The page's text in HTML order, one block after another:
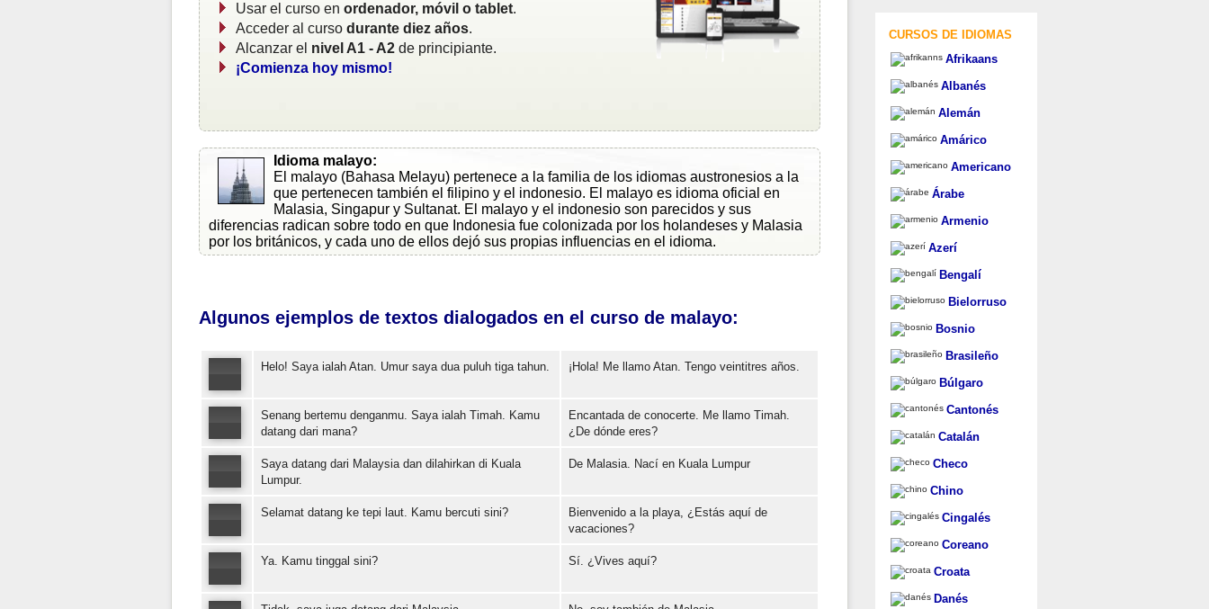
Usar el curso en ordenador, móvil o tablet.
Acceder al curso durante diez años.
Alcanzar el nivel A1 - A2de principiante.
¡Comienza hoy mismo!
Idioma malayo:
El malayo (Bahasa Melayu) pertenece a la familia de los idiomas austronesios a la
que pertenecen también el filipino y el indonesio. El malayo es idioma oficial en
Malasia, Singapur y Sultanat. El malayo y el indonesio son parecidos y sus
diferencias radican sobre todo en que Indonesia fue colonizada por los holandeses y Malasia
por los británicos, y cada uno de ellos dejó sus propias influencias en el idioma.
Algunos ejemplos de textos dialogados en el curso de malayo:
Error loading: "https://www.idiomaspc.com/curso-aprender-malayo-basico/audio/3004.mp3"
Helo! Saya ialah Atan. Umur saya dua puluh tiga tahun. ¡Hola! Me llamo Atan. Tengo veintitres años.
Error loading: "https://www.idiomaspc.com/curso-aprender-malayo-basico/audio/3005.mp3"
Senang bertemu denganmu. Saya ialah Timah. Kamu
datang dari mana?
Encantada de conocerte. Me llamo Timah.
¿De dónde eres?
Error loading: "https://www.idiomaspc.com/curso-aprender-malayo-basico/audio/3006.mp3"
Saya datang dari Malaysia dan dilahirkan di Kuala
Lumpur.
De Malasia. Nací en Kuala Lumpur
Error loading: "https://www.idiomaspc.com/curso-aprender-malayo-basico/audio/3007.mp3"
Selamat datang ke tepi laut. Kamu bercuti sini?
Bienvenido a la playa, ¿Estás aquí de
vacaciones?
Ya. Kamu tinggal sini? Sí. ¿Vives aquí?
CURSOS DE IDIOMAS
Afrikaans
Albanés
Alemán
Amárico
Americano
Árabe
Armenio
Azerí
Bengalí
Bielorruso
Bosnio
Brasileño
Búlgaro
Cantonés
Catalán
Checo
Chino
Cingalés
Coreano
Croata
Danés